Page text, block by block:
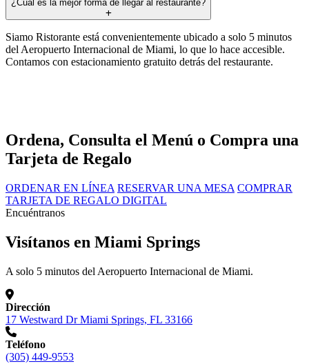
¿Cuál es la mejor forma de llegar al restaurante?
Siamo Ristorante está convenientemente ubicado a solo 5 minutos
del Aeropuerto Internacional de Miami, lo que lo hace accesible.
Contamos con estacionamiento gratuito detrás del restaurante.
Ordena, Consulta el Menú o Compra una
Tarjeta de Regalo
ORDENAR EN LÍNEA RESERVAR UNA MESA COMPRAR
TARJETA DE REGALO DIGITAL
Encuéntranos
Visítanos en Miami Springs
A solo 5 minutos del Aeropuerto Internacional de Miami.
Dirección
17 Westward Dr Miami Springs, FL 33166
Teléfono
(305) 449-9553